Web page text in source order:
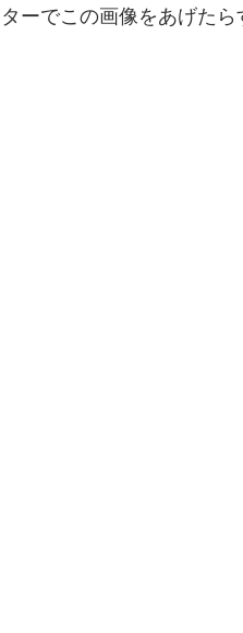
ーでこの画像をあげた